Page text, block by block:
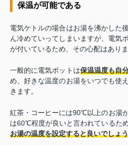
保温が可能である
電気ケトルの場合はお湯を沸かした
ん冷めていってしまいますが、電気
が付いているため、その心配はありま
一般的に電気ポットは保温温度も自
め、好きな温度のお湯をいつでも使
きます。
紅茶・コーヒーには90℃以上のお湯
は60℃程度が良いと言われているため
お湯の温度を設定すると良いでしょ